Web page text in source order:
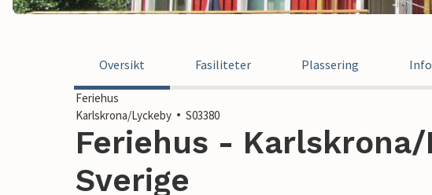
Oversikt Fasiliteter Plassering
Feriehus
Karlskrona/Lyckeby
S03380
Feriehus - Karlskrona/
Sverige